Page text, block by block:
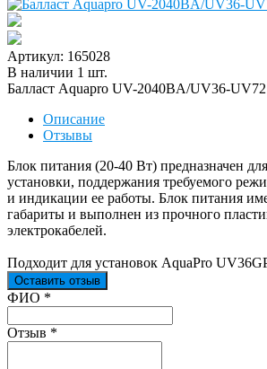
Артикул: 165028
В наличии 1 шт.
Балласт Aquapro UV-2040BA/UV36-UV72
Описание
Отзывы
Блок питания (20-40 Вт) предназначен
установки, поддержания требуемого
и индикации ее работы. Блок питания
габариты и выполнен из прочного
электрокабелей.
Подходит для установок AquaPro
Оставить отзыв
Ваш отзыв был отправлен!
ФИО *
Отзыв *